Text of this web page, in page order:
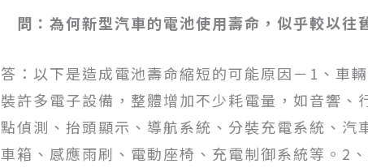
問：為何新型汽車的電池使用壽命，似乎較以往
答：以下是造成電池壽命縮短的可能原因－1、車
裝許多電子設備，整體增加不少耗電量，如音響、
點偵測、抬頭顯示、導航系統、分裝充電系統、汽
車箱、感應雨刷、電動座椅、充電制御系統等。2